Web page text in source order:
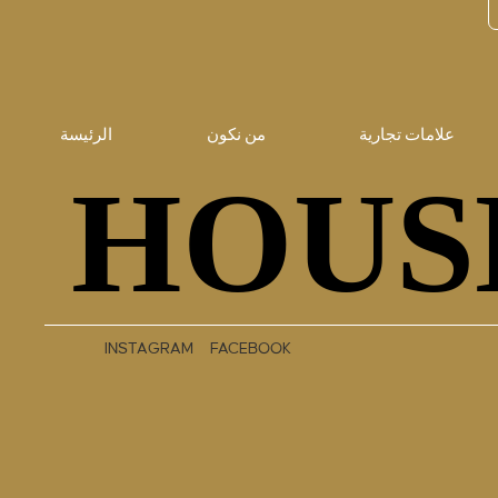
الرئيسة من نكون علامات تجارية
INSTAGRAM FACEBOOK